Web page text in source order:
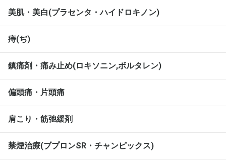
美肌・美白(プラセンタ・ハイドロキノン)
痔(ぢ)
鎮痛剤・痛み止め(ロキソニン,ボルタレン)
偏頭痛・片頭痛
肩こり・筋弛緩剤
禁煙治療(ブプロンSR・チャンピックス)